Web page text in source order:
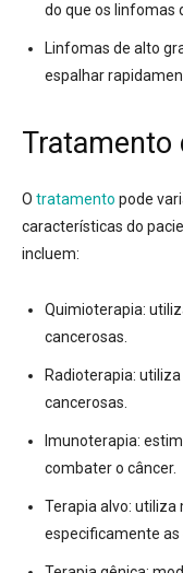
do que os linfomas
Linfomas de alto
espalhar
Tratamento
O tratamento pode
características do
incluem:
Quimioterapia:
cancerosas.
Radioterapia: utiliza
cancerosas.
Imunoterapia:
combater o câncer.
Terapia alvo: utiliza
especificamente as